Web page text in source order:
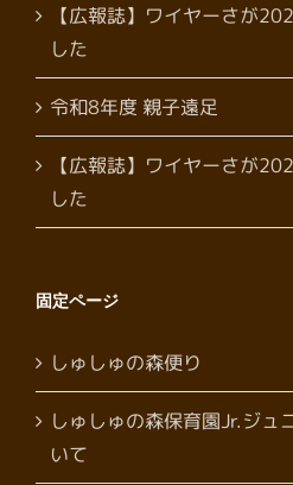
【広報誌】ワイヤーさが
した
令和8年度 親子遠足
【広報誌】ワイヤーさが
した
固定ページ
しゅしゅの森便り
しゅしゅの森保育園Jr.ジュ
いて